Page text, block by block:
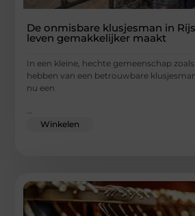
De onmisbare klusjesman in
leven gemakkelijker maakt
In een kleine, hechte gemeenschap
hebben van een betrouwbare
nu een
Winkelen